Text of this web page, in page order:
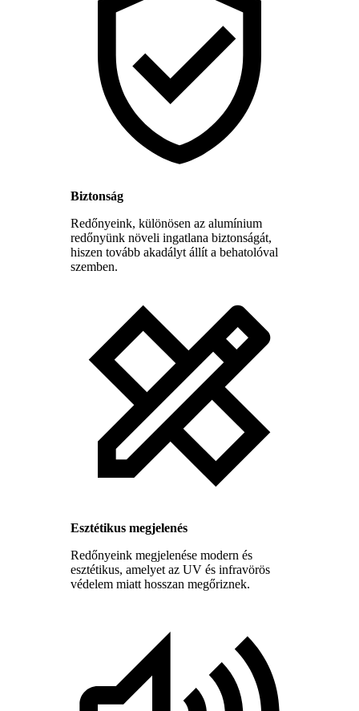
Biztonság
Redőnyeink, különösen az alumínium
redőnyünk növeli ingatlana biztonságát,
hiszen tovább akadályt állít a behatolóval
szemben.
Esztétikus megjelenés
Redőnyeink megjelenése modern és
esztétikus, amelyet az UV és infravörös
védelem miatt hosszan megőriznek.